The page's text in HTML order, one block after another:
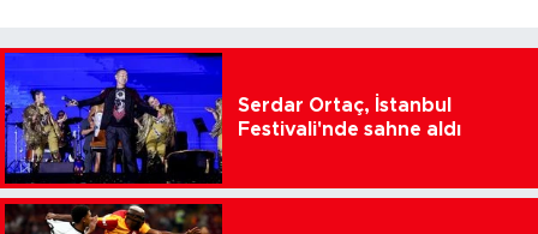
Serdar Ortaç, İstanbul
Festivali'nde sahne aldı